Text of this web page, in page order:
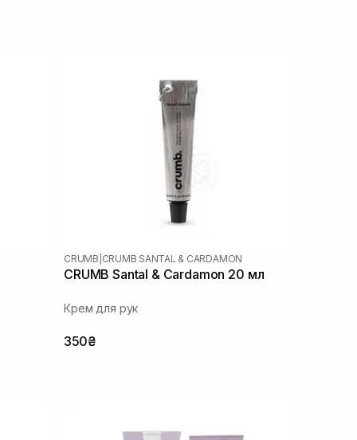
CRUMB CRUMB SANTAL & CARDAMON
CRUMB Santal & Cardamon 20 мл
Крем для рук
350₴